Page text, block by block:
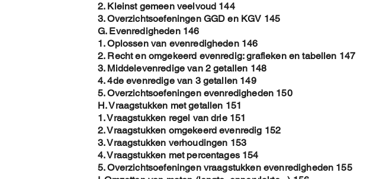
2. Kleinst gemeen veelvoud 144
3. Overzichtsoefeningen GGD en KGV 145
G. Evenredigheden 146
1. Oplossen van evenredigheden 146
2. Recht en omgekeerd evenredig: grafieken en tabellen 147
3. Middelevenredige van 2 getallen 148
4. 4de evenredige van 3 getallen 149
5. Overzichtsoefeningen evenredigheden 150
H. Vraagstukken met getallen 151
1. Vraagstukken regel van drie 151
2. Vraagstukken omgekeerd evenredig 152
3. Vraagstukken verhoudingen 153
4. Vraagstukken met percentages 154
5. Overzichtsoefeningen vraagstukken evenredigheden 155